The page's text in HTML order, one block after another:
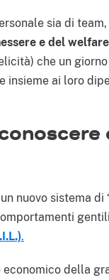
sia di
e del welfare
che un
insieme ai loro
nuovo sistema di
.
economico della